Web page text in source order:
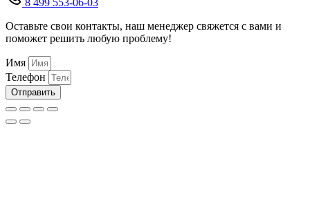
8 499 553-06-03
Оставьте свои контакты, наш менеджер свяжется с вами и
поможет решить любую проблему!
Имя
Телефон
Отправить